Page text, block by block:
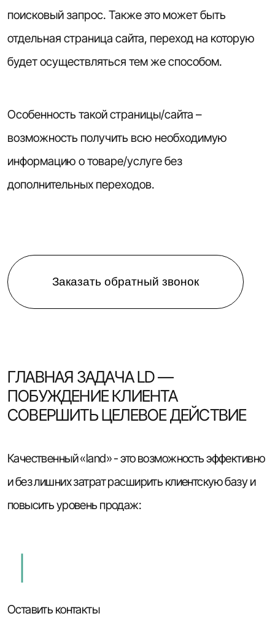
поисковый запрос. Также это может быть
отдельная страница сайта, переход на которую
будет осуществляться тем же способом.
Особенность такой страницы/сайта –
возможность получить всю необходимую
информацию о товаре/услуге без
дополнительных переходов.
Заказать обратный звонок
ГЛАВНАЯ ЗАДАЧА LD —
ПОБУЖДЕНИЕ КЛИЕНТА
СОВЕРШИТЬ ЦЕЛЕВОЕ ДЕЙСТВИЕ
Качественный «land» - это возможность эффективно
и без лишних затрат расширить клиентскую базу и
повысить уровень продаж:
Оставить контакты